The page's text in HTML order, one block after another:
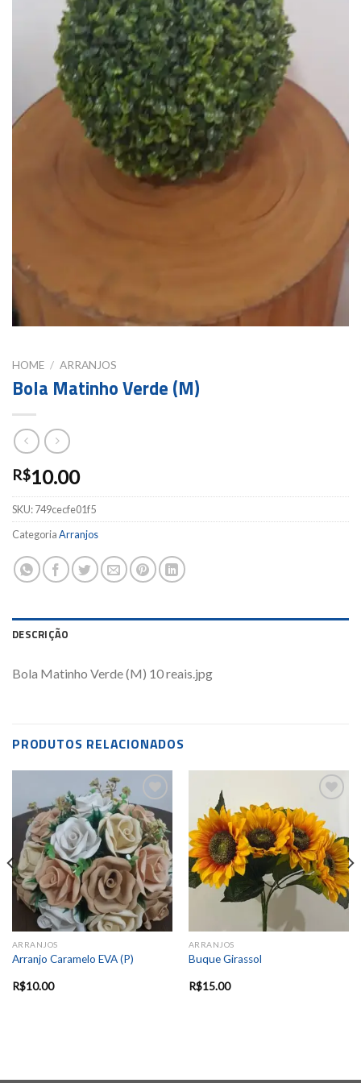
HOME / ARRANJOS
Bola Matinho Verde (M)
R$10.00
SKU:749cecfe01f5
CategoriaArranjos
DESCRIÇÃO
Bola Matinho Verde (M) 10 reais.jpg
PRODUTOS RELACIONADOS
Add to
wishlist
ARRANJOS
Arranjo Caramelo EVA (P)
R$10.00
Add to
wishlist
ARRANJOS
Buque Girassol
R$15.00